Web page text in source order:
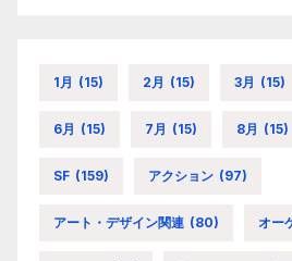
1月 (15) 2月 (15) 3月 (15)
6月 (15) 7月 (15) 8月 (15)
SF (159) アクション (97)
アート・デザイン関連 (80) オー